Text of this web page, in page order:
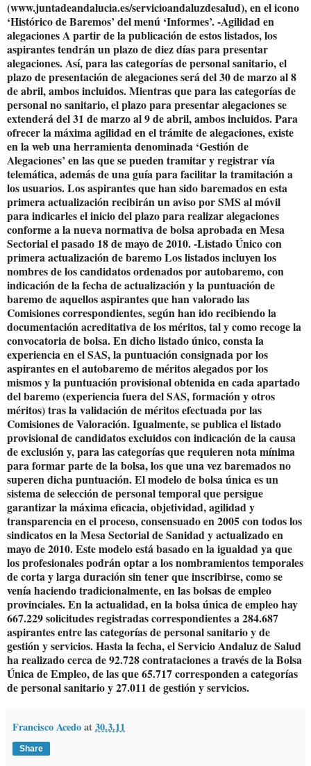
(www.juntadeandalucia.es/servicioandaluzdesalud), en el icono
‘Histórico de Baremos’ del menú ‘Informes’. -Agilidad en
alegaciones A partir de la publicación de estos listados, los
aspirantes tendrán un plazo de diez días para presentar
alegaciones. Así, para las categorías de personal sanitario, el
plazo de presentación de alegaciones será del 30 de marzo al 8
de abril, ambos incluidos. Mientras que para las categorías de
personal no sanitario, el plazo para presentar alegaciones se
extenderá del 31 de marzo al 9 de abril, ambos incluidos. Para
ofrecer la máxima agilidad en el trámite de alegaciones, existe
en la web una herramienta denominada ‘Gestión de
Alegaciones’ en las que se pueden tramitar y registrar vía
telemática, además de una guía para facilitar la tramitación a
los usuarios. Los aspirantes que han sido baremados en esta
primera actualización recibirán un aviso por SMS al móvil
para indicarles el inicio del plazo para realizar alegaciones
conforme a la nueva normativa de bolsa aprobada en Mesa
Sectorial el pasado 18 de mayo de 2010. -Listado Único con
primera actualización de baremo Los listados incluyen los
nombres de los candidatos ordenados por autobaremo, con
indicación de la fecha de actualización y la puntuación de
baremo de aquellos aspirantes que han valorado las
Comisiones correspondientes, según han ido recibiendo la
documentación acreditativa de los méritos, tal y como recoge la
convocatoria de bolsa. En dicho listado único, consta la
experiencia en el SAS, la puntuación consignada por los
aspirantes en el autobaremo de méritos alegados por los
mismos y la puntuación provisional obtenida en cada apartado
del baremo (experiencia fuera del SAS, formación y otros
méritos) tras la validación de méritos efectuada por las
Comisiones de Valoración. Igualmente, se publica el listado
provisional de candidatos excluidos con indicación de la causa
de exclusión y, para las categorías que requieren nota mínima
para formar parte de la bolsa, los que una vez baremados no
superen dicha puntuación. El modelo de bolsa única es un
sistema de selección de personal temporal que persigue
garantizar la máxima eficacia, objetividad, agilidad y
transparencia en el proceso, consensuado en 2005 con todos los
sindicatos en la Mesa Sectorial de Sanidad y actualizado en
mayo de 2010. Este modelo está basado en la igualdad ya que
los profesionales podrán optar a los nombramientos temporales
de corta y larga duración sin tener que inscribirse, como se
venía haciendo tradicionalmente, en las bolsas de empleo
provinciales. En la actualidad, en la bolsa única de empleo hay
667.229 solicitudes registradas correspondientes a 284.687
aspirantes entre las categorías de personal sanitario y de
gestión y servicios. Hasta la fecha, el Servicio Andaluz de Salud
ha realizado cerca de 92.728 contrataciones a través de la Bolsa
Única de Empleo, de las que 65.717 corresponden a categorías
de personal sanitario y 27.011 de gestión y servicios.
Francisco Acedoat30.3.11
Share